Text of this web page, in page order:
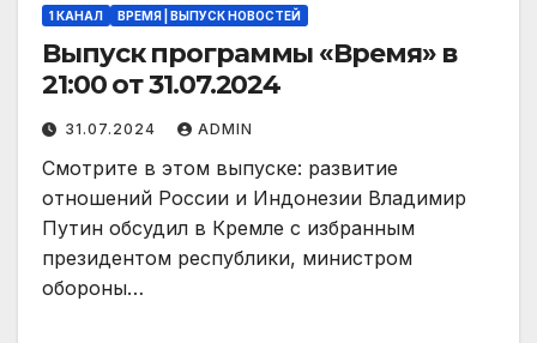
1 КАНАЛ ВРЕМЯ | ВЫПУСК НОВОСТЕЙ
Выпуск программы «Время» в
21:00 от 31.07.2024
31.07.2024 ADMIN
Смотрите в этом выпуске: развитие
отношений России и Индонезии Владимир
Путин обсудил в Кремле с избранным
президентом республики, министром
обороны…